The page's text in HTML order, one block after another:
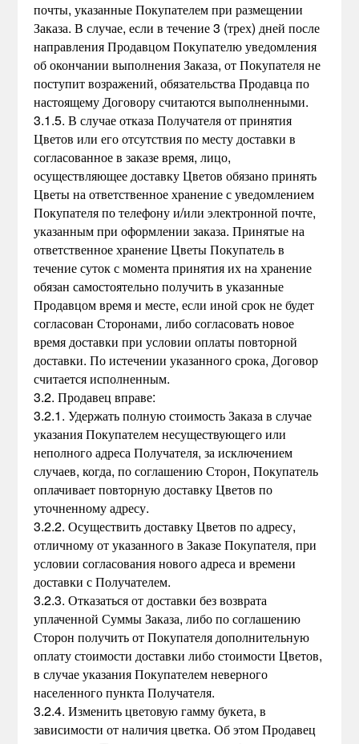
почты, указанные Покупателем при размещении
Заказа. В случае, если в течение 3 (трех) дней после
направления Продавцом Покупателю уведомления
об окончании выполнения Заказа, от Покупателя не
поступит возражений, обязательства Продавца по
настоящему Договору считаются выполненными.
3.1.5. В случае отказа Получателя от принятия
Цветов или его отсутствия по месту доставки в
согласованное в заказе время, лицо,
осуществляющее доставку Цветов обязано принять
Цветы на ответственное хранение с уведомлением
Покупателя по телефону и/или электронной почте,
указанным при оформлении заказа. Принятые на
ответственное хранение Цветы Покупатель в
течение суток с момента принятия их на хранение
обязан самостоятельно получить в указанные
Продавцом время и месте, если иной срок не будет
согласован Сторонами, либо согласовать новое
время доставки при условии оплаты повторной
доставки. По истечении указанного срока, Договор
считается исполненным.
3.2. Продавец вправе:
3.2.1. Удержать полную стоимость Заказа в случае
указания Покупателем несуществующего или
неполного адреса Получателя, за исключением
случаев, когда, по соглашению Сторон, Покупатель
оплачивает повторную доставку Цветов по
уточненному адресу.
3.2.2. Осуществить доставку Цветов по адресу,
отличному от указанного в Заказе Покупателя, при
условии согласования нового адреса и времени
доставки с Получателем.
3.2.3. Отказаться от доставки без возврата
уплаченной Суммы Заказа, либо по соглашению
Сторон получить от Покупателя дополнительную
оплату стоимости доставки либо стоимости Цветов,
в случае указания Покупателем неверного
населенного пункта Получателя.
3.2.4. Изменить цветовую гамму букета, в
зависимости от наличия цветка. Об этом Продавец